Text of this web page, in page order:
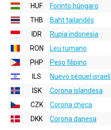
HUF
Forinto húngaro
THB
Baht tailandés
IDR
Rupia indonesia
RON
Leu rumano
PHP
Peso filipino
ILS
Nuevo séquel israelí
ISK
Corona islandesa
CZK
Corona checa
DKK
Corona danesa